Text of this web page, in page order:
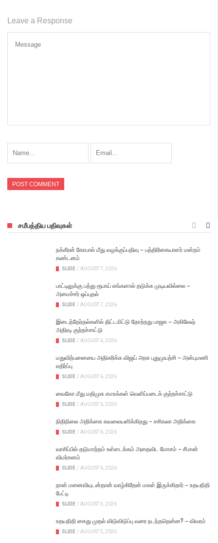
Leave a Response
சமீபத்திய பதிவுகள்
நக்கீரன் கோபால் மீது வழக்குப்பதிவு – பத்திரிகையாளர் மன்றம்
கண்டனம்
SLIDE / AUGUST 7, 2026
பாட்டிலுக்கு பத்து ரூபாய் எங்களால் தடுக்க முடியவில்லை –
அமைச்சர் ஒப்புதல்
SLIDE / AUGUST 7, 2026
இடைத்தேர்தல்களில் திட்டமிட்டு தோற்றது பாஜக – அகிலேஷ்
அதிரடி குற்றச்சாட்டு
SLIDE / AUGUST 6, 2026
மதுவிற்பனையை அதிகரிக்க விஜய் அரசு புதுமுயற்சி – அன்புமணி
எதிர்ப்பு
SLIDE / AUGUST 6, 2026
வைகோ மீது மதிமுக சமஉக்கள் வெளிப்படைக் குற்றச்சாட்டு
SLIDE / AUGUST 6, 2026
நிதிநிலை அறிக்கை கவலையளிக்கிறது – சசிகலா அறிக்கை
SLIDE / AUGUST 6, 2026
வாசிப்பில் தடுமாற்றம் உள்ளடக்கம் அதைவிட மோசம் – சீமான்
விமர்சனம்
SLIDE / AUGUST 6, 2026
நான் மனைவியுடன்தான் வாழ்கிறேன் மகள் இருக்கிறார் – உதயநிதி
பேட்டி
SLIDE / AUGUST 5, 2026
உதயநிதி கைது முதல் விடுவிடுப்பு வரை நடந்ததென்ன? – விவரம்
SLIDE / AUGUST 5, 2026